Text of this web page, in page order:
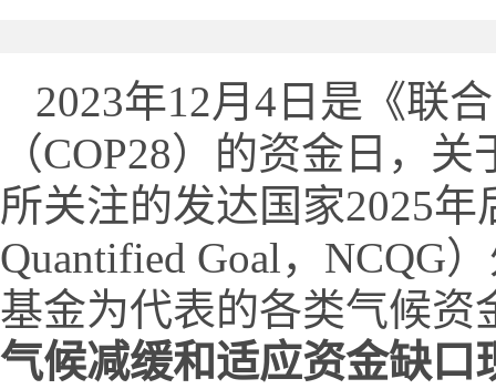
2023年12月4日是《联
（COP28）的资金日，
所关注的发达国家2025
Quantified Goal，NCQG
基金为代表的各类气候资
气候减缓和适应资金缺口